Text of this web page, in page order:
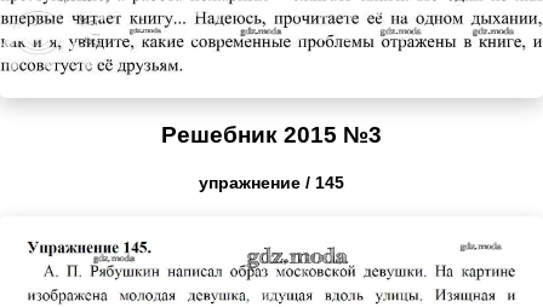
Решебник 2015 №3
упражнение / 145